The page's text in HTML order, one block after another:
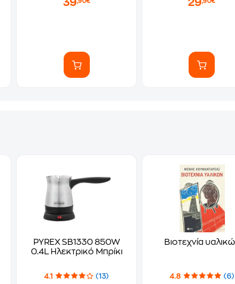
39,90€ 29,90€
PYREX SB1330 850W
0.4L Ηλεκτρικό Μπρίκι
4.1 (13)
Βιοτεχνία
4.8
(6)